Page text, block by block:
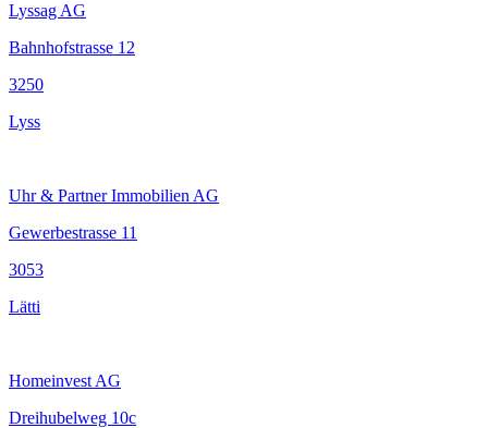
Lyssag AG
Bahnhofstrasse 12
3250
Lyss
Uhr & Partner Immobilien AG
Gewerbestrasse 11
3053
Lätti
Homeinvest AG
Dreihubelweg 10c